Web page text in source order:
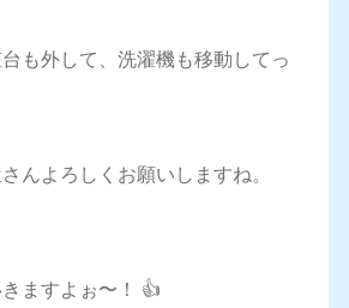
も外して、洗濯機も移動してっ
んよろしくお願いしますね。
ますよぉ〜！ 👍